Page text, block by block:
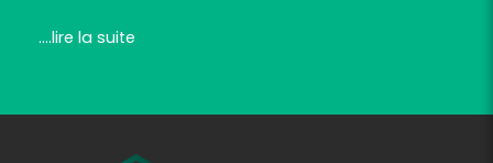
....lire la suite